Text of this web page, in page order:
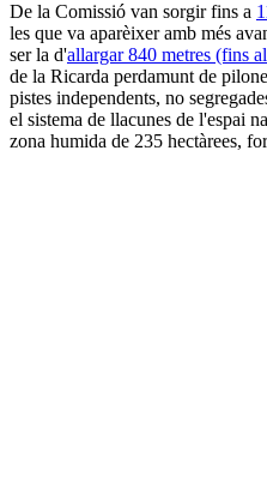
De la Comissió van sorgir fins a
les que va aparèixer amb més
ser la d'allargar 840 metres (fins
de la Ricarda perdamunt de
pistes independents, no
el sistema de llacunes de l'espai
zona humida de 235 hectàrees,